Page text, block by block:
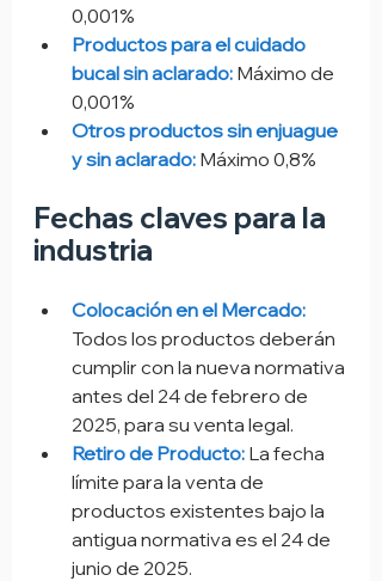
0,001%
Productos para el cuidado
bucal sin aclarado: Máximo de
0,001%
Otros productos sin enjuague
y sin aclarado: Máximo 0,8%
Fechas claves para la
industria
Colocación en el Mercado:
Todos los productos deberán
cumplir con la nueva normativa
antes del 24 de febrero de
2025, para su venta legal.
Retiro de Producto: La fecha
límite para la venta de
productos existentes bajo la
antigua normativa es el 24 de
junio de 2025.